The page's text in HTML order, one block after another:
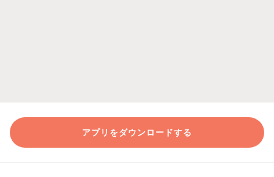
アプリをダウンロードする